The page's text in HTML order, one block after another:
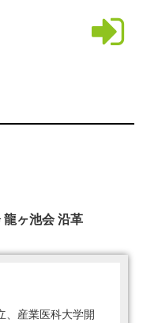
ヶ池会 沿革
、産業医科大学開